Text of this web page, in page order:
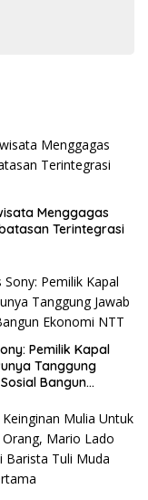
Menggagas
Terintegrasi
Pemilik Kapal
Tanggung
Bangun